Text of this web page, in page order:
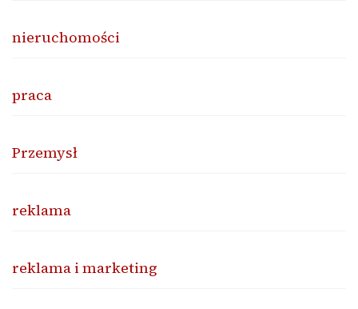
nieruchomości
praca
Przemysł
reklama
reklama i marketing